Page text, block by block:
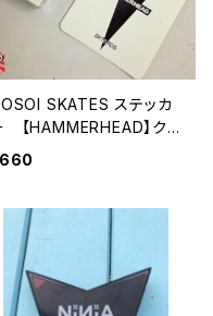
SKATES ステッカ
【HAMMERHEAD】クリ
チャンホソイ ハンマーヘ